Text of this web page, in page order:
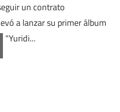
un contrato
a lanzar su primer álbum
"Yuridi...